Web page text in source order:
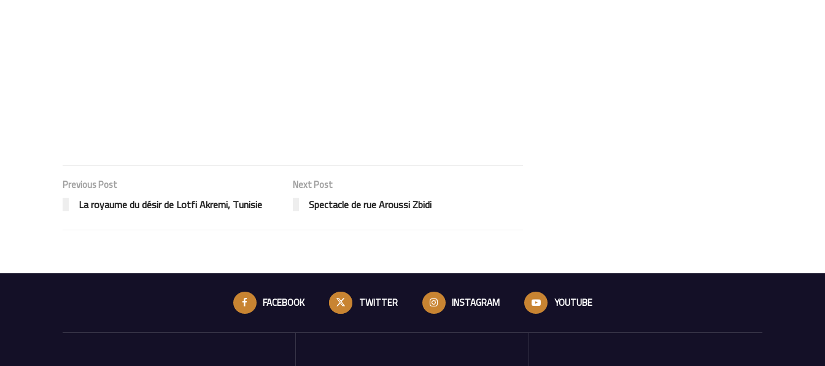
Previous Post
La royaume du désir de Lotfi Akremi, Tunisie
Next Post
Spectacle de rue Aroussi Zbidi
FACEBOOK TWITTER INSTAGRAM YOUTUBE